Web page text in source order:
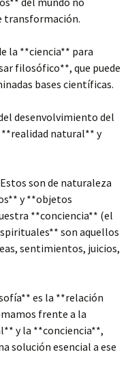
transformación.
la **ciencia** para
filosófico**, que puede
bases científicas.
desenvolvimiento del
**realidad natural** y
son de naturaleza
y **objetos
**conciencia** (el
son aquellos
sentimientos, juicios,
es la **relación
frente a la
y la **conciencia**,
solución esencial a ese